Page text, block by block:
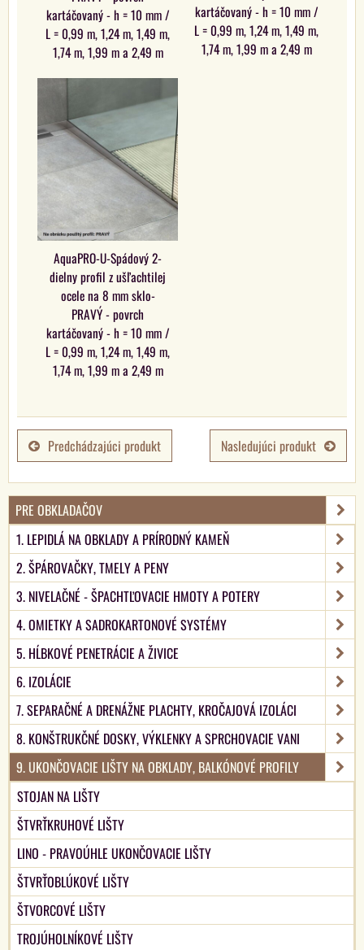
kartáčovaný - h = 10 mm /
L = 0,99 m, 1,24 m, 1,49 m,
1,74 m, 1,99 m a 2,49 m
kartáčovaný - h = 10 mm /
L = 0,99 m, 1,24 m, 1,49 m,
1,74 m, 1,99 m a 2,49 m
AquaPRO-U-Spádový 2-
dielny profil z ušľachtilej
ocele na 8 mm sklo-
PRAVÝ - povrch
kartáčovaný - h = 10 mm /
L = 0,99 m, 1,24 m, 1,49 m,
1,74 m, 1,99 m a 2,49 m
Predchádzajúci produkt Nasledujúci produkt
PRE OBKLADAČOV
1. LEPIDLÁ NA OBKLADY A PRÍRODNÝ KAMEŇ
2. ŠPÁROVAČKY, TMELY A PENY
3. NIVELAČNÉ - ŠPACHTĽOVACIE HMOTY A POTERY
4. OMIETKY A SADROKARTONOVÉ SYSTÉMY
5. HĹBKOVÉ PENETRÁCIE A ŽIVICE
6. IZOLÁCIE
7. SEPARAČNÉ A DRENÁŽNE PLACHTY, KROČAJOVÁ IZOLÁCI
8. KONŠTRUKČNÉ DOSKY, VÝKLENKY A SPRCHOVACIE VANI
9. UKONČOVACIE LIŠTY NA OBKLADY, BALKÓNOVÉ PROFILY
STOJAN NA LIŠTY
ŠTVRŤKRUHOVÉ LIŠTY
LINO - PRAVOÚHLE UKONČOVACIE LIŠTY
ŠTVRŤOBLÚKOVÉ LIŠTY
ŠTVORCOVÉ LIŠTY
TROJÚHOLNÍKOVÉ LIŠTY